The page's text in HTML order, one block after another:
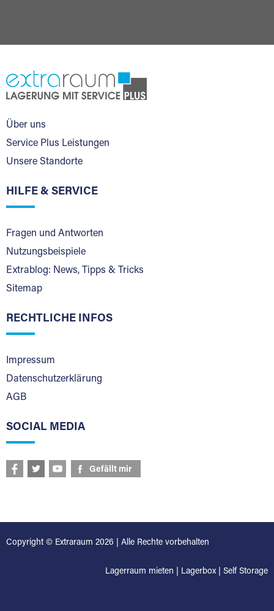
Über uns
Service Plus Leistungen
Unsere Standorte
HILFE & SERVICE
Fragen und Antworten
Nutzungsbeispiele
Extrablog: News, Tipps & Tricks
Sitemap
RECHTLICHE INFOS
Impressum
Datenschutzerklärung
AGB
SOCIAL MEDIA
Gefällt mir
Copyright © Extraraum 2026 | Alle Rechte vorbehalten
Lagerraum mieten Lagerbox Self Storage